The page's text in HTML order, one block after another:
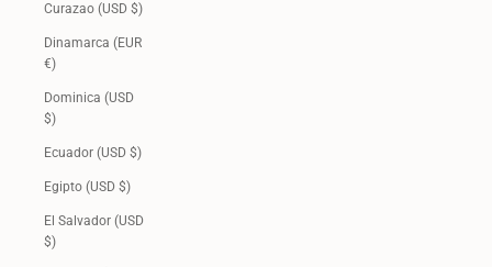
Curazao (USD $)
Dinamarca (EUR
€)
Dominica (USD
$)
Ecuador (USD $)
Egipto (USD $)
El Salvador (USD
$)